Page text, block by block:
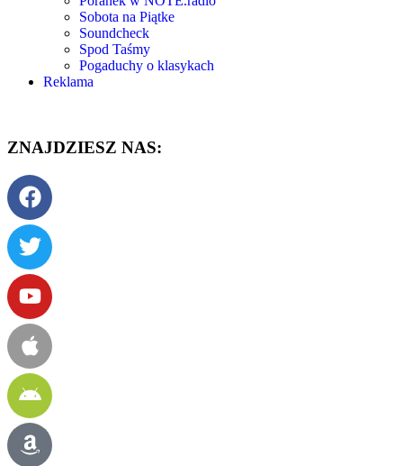
Sobota na Piątke
Soundcheck
Spod Taśmy
Pogaduchy o klasykach
Reklama
ZNAJDZIESZ NAS: